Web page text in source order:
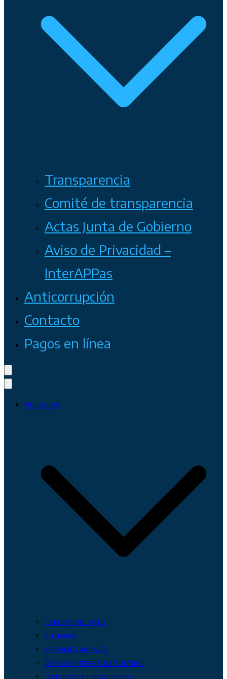
Transparencia
Comité de transparencia
Actas Junta de Gobierno
Aviso de Privacidad –
InterAPPas
Anticorrupción
Contacto
Pagos en línea
Nosotros
Cultura del agua
Interapas
Informes anuales
Órgano Interno de Control
Objetivos a largo plazo